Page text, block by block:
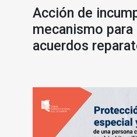
Acción de
mecanismo
acuerdos